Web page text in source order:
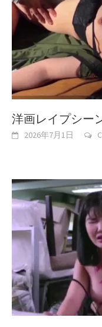
洋画レイプシー
2026年7月1日